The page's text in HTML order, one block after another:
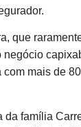
que
mais de
da família